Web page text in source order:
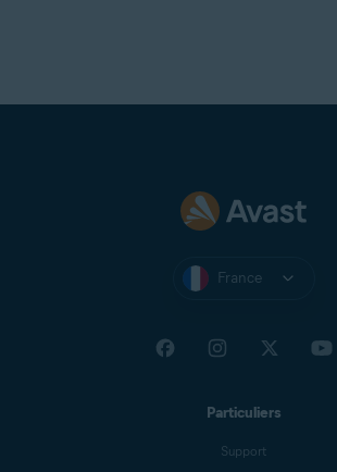
France
Particuliers
Support